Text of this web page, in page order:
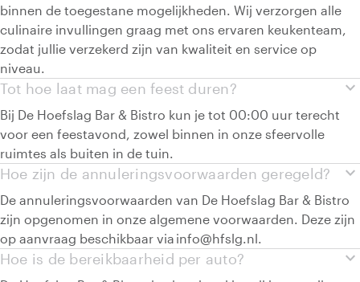
binnen de toegestane mogelijkheden. Wij verzorgen alle
culinaire invullingen graag met ons ervaren keukenteam,
zodat jullie verzekerd zijn van kwaliteit en service op
niveau.
expand_more
Tot hoe laat mag een feest duren?
Bij De Hoefslag Bar & Bistro kun je tot 00:00 uur terecht
voor een feestavond, zowel binnen in onze sfeervolle
ruimtes als buiten in de tuin.
expand_more
Hoe zijn de annuleringsvoorwaarden geregeld?
De annuleringsvoorwaarden van De Hoefslag Bar & Bistro
zijn opgenomen in onze algemene voorwaarden. Deze zijn
op aanvraag beschikbaar via info@hfslg.nl.
expand_more
Hoe is de bereikbaarheid per auto?